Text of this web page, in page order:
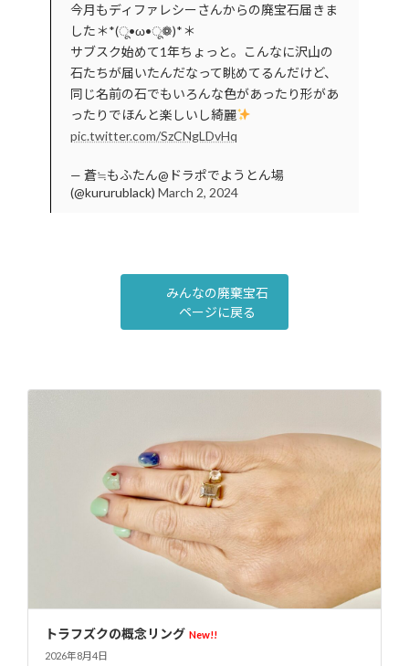
今月もディファレシーさんからの廃宝石届きま
した＊*(ू•ω•ू❁)*＊
サブスク始めて1年ちょっと。こんなに沢山の
石たちが届いたんだなって眺めてるんだけど、
同じ名前の石でもいろんな色があったり形があ
ったりでほんと楽しいし綺麗
pic.twitter.com/SzCNgLDvHq
— 蒼≒もふたん@ドラポでようとん場
(@kururublack) March 2, 2024
みんなの廃棄宝石
ページに戻る
トラフズクの概念リング New!!
2026年8月4日